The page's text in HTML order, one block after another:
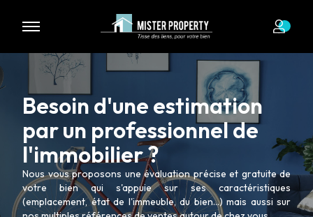
pour le moment , plusieurs options s'offrent à vous :
Transmettez-nous votre demande
Besoin d'une estimation
par un professionnel de
l'immobilier ?
Nous vous proposons une évaluation précise et gratuite de
votre bien qui s'appuie sur ses caractéristiques
(emplacement, état de l'immeuble, du bien...) mais aussi sur